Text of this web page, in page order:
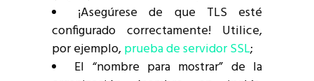
¡Asegúrese de que TLS esté
configurado correctamente! Utilice,
por ejemplo,prueba de servidor SSL;
El “nombre para mostrar” de la